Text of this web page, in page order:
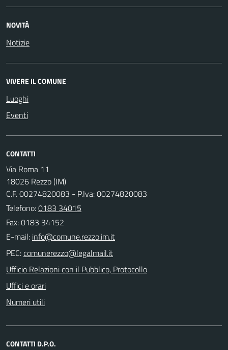
NOVITÀ
Notizie
VIVERE IL COMUNE
Luoghi
Eventi
CONTATTI
Via Roma 11
18026 Rezzo (IM)
C.F. 00274820083 - P.Iva: 00274820083
Telefono:0183 34015
Fax: 0183 34152
E-mail:
PEC:
Ufficio Relazioni con il Pubblico, Protocollo
Uffici e orari
Numeri utili
CONTATTI D.P.O.